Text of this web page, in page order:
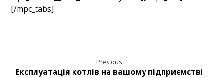
[/mpc_tabs]
Previous
Експлуатація котлів на вашому підприємстві